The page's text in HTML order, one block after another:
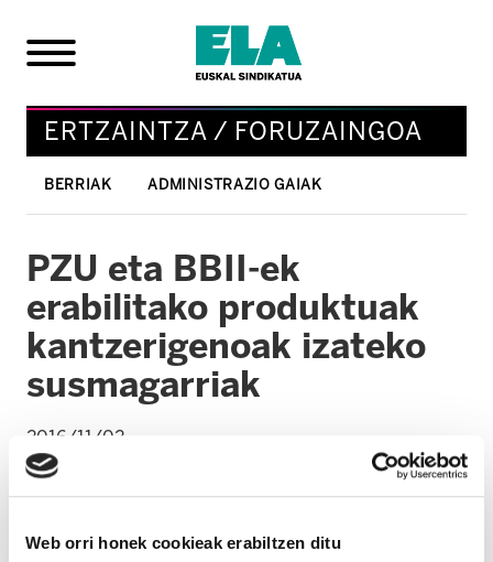
Web orri honek cookieak erabiltzen ditu
ERTZAINTZA / FORUZAINGOA
BERRIAK ADMINISTRAZIO GAIAK
PZU eta BBII-ek
erabilitako produktuak
kantzerigenoak izateko
susmagarriak
2016/11/02
ERTZAINTZA / FORUZAINGOA